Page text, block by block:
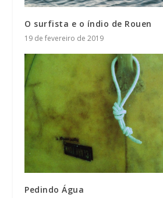
O surfista e o índio de Rouen
19 de fevereiro de 2019
Pedindo Água